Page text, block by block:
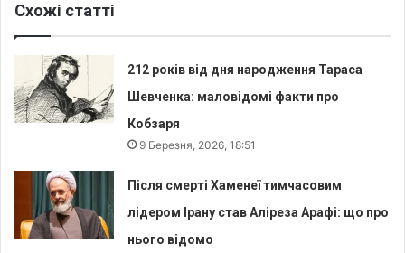
Схожі статті
212 років від дня народження Тараса
Шевченка: маловідомі факти про
Кобзаря
9 Березня, 2026, 18:51
Після смерті Хаменеї тимчасовим
лідером Ірану став Аліреза Арафі: що про
нього відомо